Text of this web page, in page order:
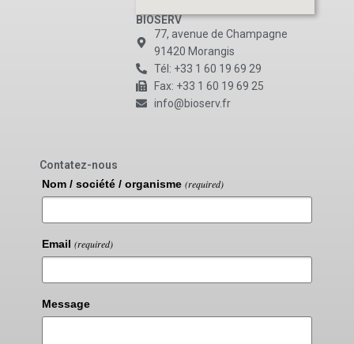
BIOSERV
77, avenue de Champagne
91420 Morangis
Tél: +33 1 60 19 69 29
Fax: +33 1 60 19 69 25
info@bioserv.fr
Contatez-nous
Nom / société / organisme (required)
Email (required)
Message